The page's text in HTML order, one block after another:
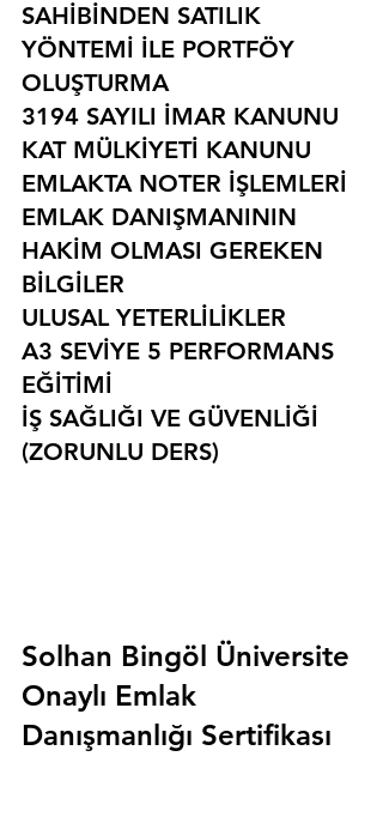
SAHİBİNDEN SATILIK
YÖNTEMİ İLE PORTFÖY
OLUŞTURMA
3194 SAYILI İMAR KANUNU
KAT MÜLKİYETİ KANUNU
EMLAKTA NOTER İŞLEMLERİ
EMLAK DANIŞMANININ
HAKİM OLMASI GEREKEN
BİLGİLER
ULUSAL YETERLİLİKLER
A3 SEVİYE 5 PERFORMANS
EĞİTİMİ
İŞ SAĞLIĞI VE GÜVENLİĞİ
(ZORUNLU DERS)
Solhan Bingöl Üniversite
Onaylı Emlak
Danışmanlığı Sertifikası